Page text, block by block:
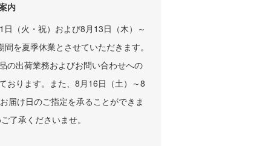
内
日（火・祝）および8月13日（木）～
を夏季休業とさせていただきます。
の出荷業務およびお問い合わせへの
おります。また、8月16日（土）～8
届け日のご指定を承ることができま
了承くださいませ。